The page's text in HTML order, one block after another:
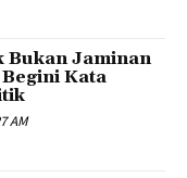
Bukan Jaminan
Kata
AM